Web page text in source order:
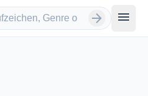
arrow_forward menu